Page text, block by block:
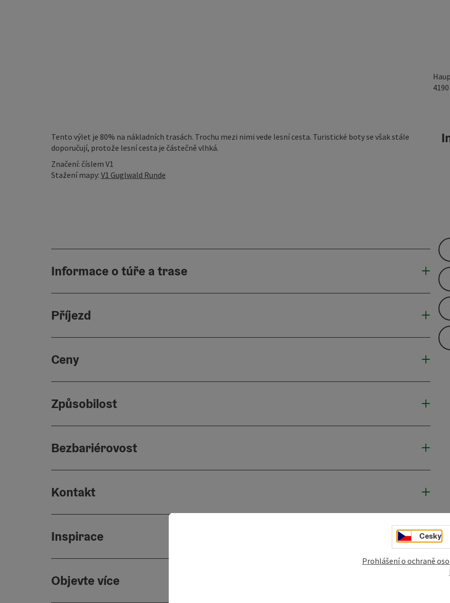
4190
Tento výlet je 80% na nákladních trasách. Trochu mezi nimi vede lesní cesta. Turistické boty se však stále
doporučují, protože lesní cesta je částečně vlhká.
Značení: číslem V1
Stažení mapy: V1 Guglwald Runde
Informace o túře a trase
Příjezd
Ceny
Způsobilost
Bezbariérovost
Kontakt
Inspirace
Objevte více
Cesky
Prohlášení o ochraně